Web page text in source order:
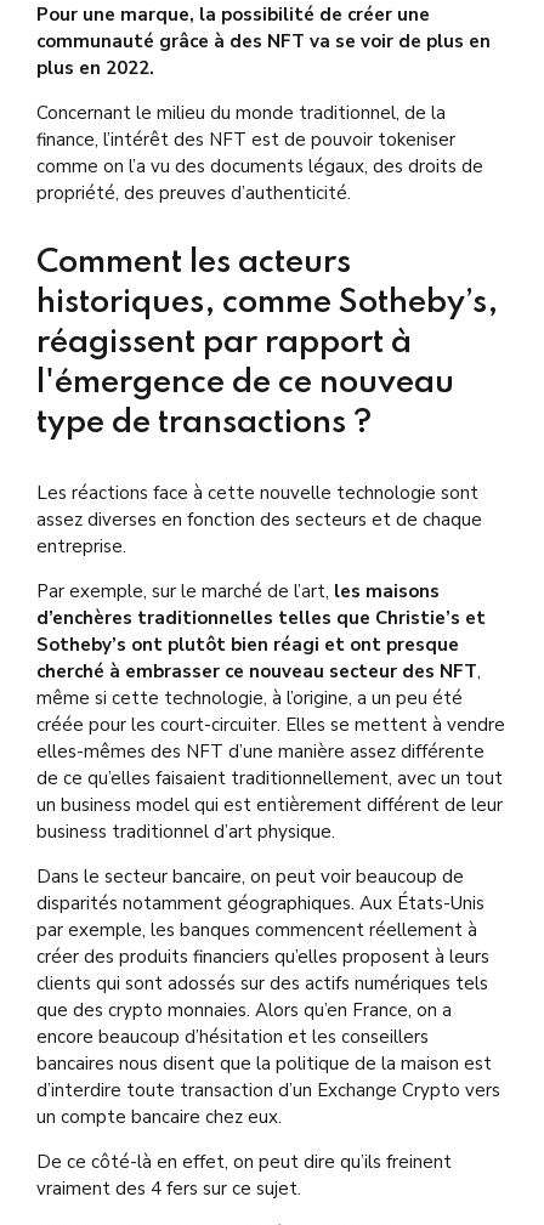
Pour une marque, la possibilité de créer une
communauté grâce à des NFT va se voir de plus en
plus en 2022.
Concernant le milieu du monde traditionnel, de la
finance, l’intérêt des NFT est de pouvoir tokeniser
comme on l’a vu des documents légaux, des droits de
propriété, des preuves d’authenticité.
Comment les acteurs
historiques, comme Sotheby’s,
réagissent par rapport à
l'émergence de ce nouveau
type de transactions ?
Les réactions face à cette nouvelle technologie sont
assez diverses en fonction des secteurs et de chaque
entreprise.
Par exemple, sur le marché de l’art, les maisons
d’enchères traditionnelles telles que Christie’s et
Sotheby’s ont plutôt bien réagi et ont presque
cherché à embrasser ce nouveau secteur des NFT,
même si cette technologie, à l’origine, a un peu été
créée pour les court-circuiter. Elles se mettent à vendre
elles-mêmes des NFT d’une manière assez différente
de ce qu’elles faisaient traditionnellement, avec un tout
un business model qui est entièrement différent de leur
business traditionnel d’art physique.
Dans le secteur bancaire, on peut voir beaucoup de
disparités notamment géographiques. Aux États-Unis
par exemple, les banques commencent réellement à
créer des produits financiers qu’elles proposent à leurs
clients qui sont adossés sur des actifs numériques tels
que des crypto monnaies. Alors qu’en France, on a
encore beaucoup d’hésitation et les conseillers
bancaires nous disent que la politique de la maison est
d’interdire toute transaction d’un Exchange Crypto vers
un compte bancaire chez eux.
De ce côté-là en effet, on peut dire qu’ils freinent
vraiment des 4 fers sur ce sujet.